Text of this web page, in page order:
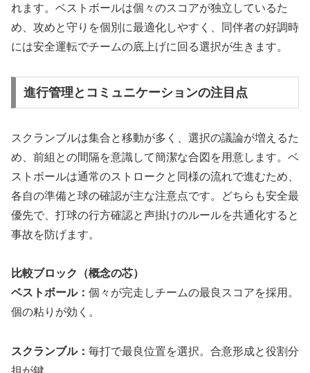
れます。ベストボールは個々のスコアが独立しているた
め、攻めと守りを個別に最適化しやすく、同伴者の好調時
には安全運転でチームの底上げに回る選択が生きます。
進行管理とコミュニケーションの注目点
スクランブルは集合と移動が多く、選択の議論が増えるた
め、前組との間隔を意識して簡潔な合図を用意します。ベ
ストボールは通常のストロークと同様の流れで進むため、
各自の準備と球の確認が主な注意点です。どちらも安全最
優先で、打球の行方確認と声掛けのルールを共通化すると
事故を防げます。
比較ブロック（概念の芯）
ベストボール： 個々が完走しチームの最良スコアを採用。
個の粘りが効く。
スクランブル： 毎打で最良位置を選択。合意形成と役割分